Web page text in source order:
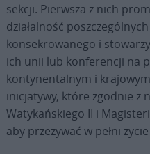
sekcji. Pierwsza z nich
działalność
konsekrowanego i
ich unii lub konferencji na
kontynentalnym i
inicjatywy, które zgodnie z
Watykańskiego II i
aby przeżywać w pełni